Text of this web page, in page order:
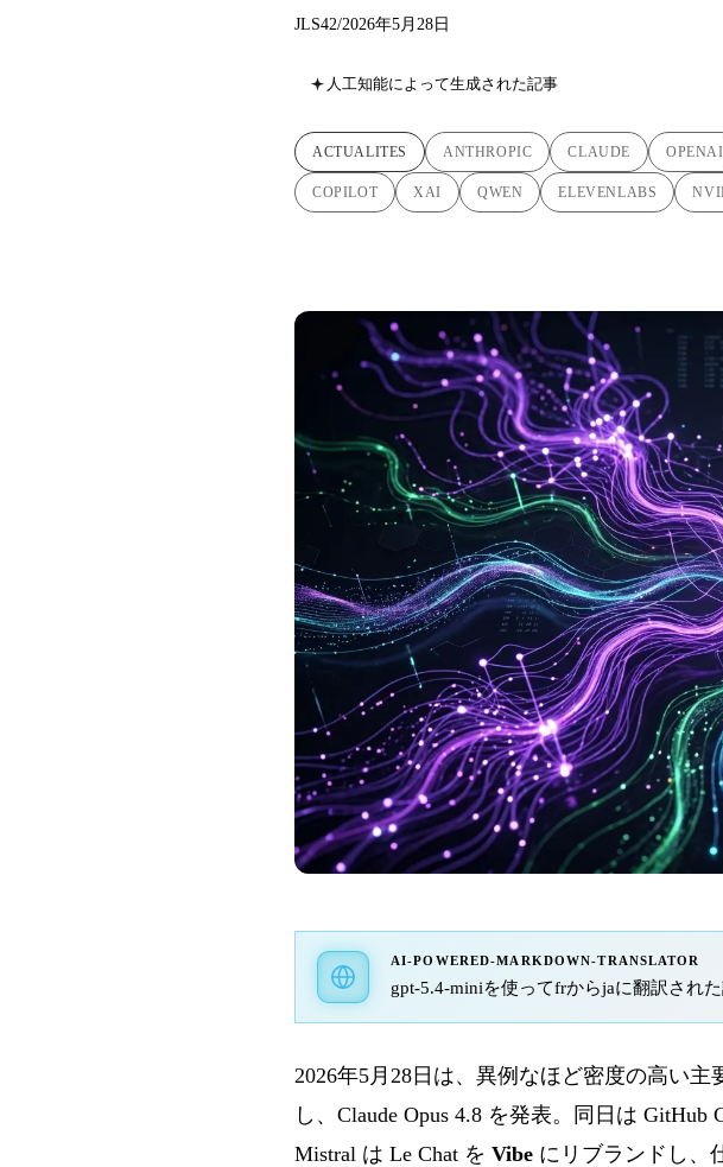
JLS42/2026年5月28日
人工知能によって生成された記事
ACTUALITES ANTHROPIC CLAUDE OPENAI
COPILOT XAI QWEN ELEVENLABS
AI-POWERED-MARKDOWN-TRANSLATOR
gpt-5.4-miniを使ってfrからjaに翻訳された
2026年5月28日は、異例なほど密度の高い
し、Claude Opus 4.8 を発表。同日は GitHub
Mistral は Le Chat を Vibe にリブランドし、